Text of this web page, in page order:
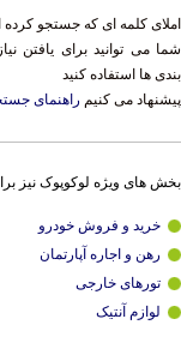
املای کلمه ای که جستجو کرده
شما می توانید برای یافتن
بندی ها استفاده کنید
پیشنهاد می کنیم راهنمای
بخش های ویژه لوکوپوک نیز
خرید و فروش خودرو
رهن و اجاره آپارتمان
تورهای خارجی
لوازم آنتیک